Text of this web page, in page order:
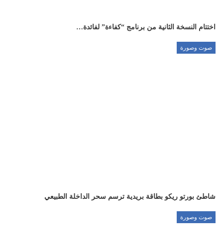
اختتام النسخة الثانية من برنامج “كفاءة” لفائدة…
صوت وصورة
شاطئ بورتو ريكو بطاقة بريدية ترسم سحر الداخلة الطبيعي
صوت وصورة